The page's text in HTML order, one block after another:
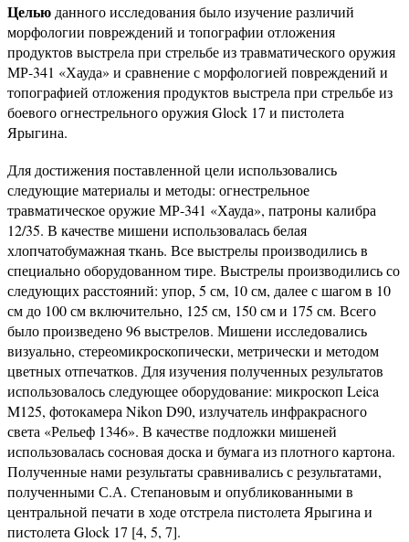
Целью данного исследования было изучение различий
морфологии повреждений и топографии отложения
продуктов выстрела при стрельбе из травматического оружия
МР-341 «Хауда» и сравнение с морфологией повреждений и
топографией отложения продуктов выстрела при стрельбе из
боевого огнестрельного оружия Glock 17 и пистолета
Ярыгина.
Для достижения поставленной цели использовались
следующие материалы и методы: огнестрельное
травматическое оружие МР-341 «Хауда», патроны калибра
12/35. В качестве мишени использовалась белая
хлопчатобумажная ткань. Все выстрелы производились в
специально оборудованном тире. Выстрелы производились со
следующих расстояний: упор, 5 см, 10 см, далее с шагом в 10
см до 100 см включительно, 125 см, 150 см и 175 см. Всего
было произведено 96 выстрелов. Мишени исследовались
визуально, стереомикроскопически, метрически и методом
цветных отпечатков. Для изучения полученных результатов
использовалось следующее оборудование: микроскоп Leica
M125, фотокамера Nikon D90, излучатель инфракрасного
света «Рельеф 1346». В качестве подложки мишеней
использовалась сосновая доска и бумага из плотного картона.
Полученные нами результаты сравнивались с результатами,
полученными С.А. Степановым и опубликованными в
центральной печати в ходе отстрела пистолета Ярыгина и
пистолета Glock 17 [4, 5, 7].